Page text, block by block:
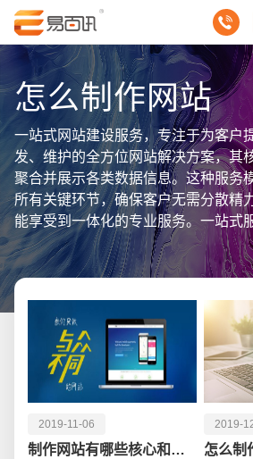
怎么制作网站
一站式网站建设服务，专注于为客户
发、维护的全方位网站解决方案，其
聚合并展示各类数据信息。这种服务
所有关键环节，确保客户无需分散精
能享受到一体化的专业服务。一站式
设计，打造出吸引人的用户界面，还
杂的数据处理与交互功能。更重要的
与SEO优化，确保网站能够精准地展
搜索引擎中获得良好排名。通过这种
以轻松拥有一个既美观又实用的网站
所需的数据信息，为业务增长提供强
2019-11-06
制作网站有哪些核心和要求？
2019-